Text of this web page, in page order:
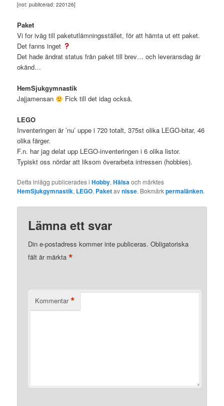
[not: publicerad: 220126]
Paket
Vi for iväg till paketutlämningsstället, för att hämta ut ett paket.
Det fanns inget
Det hade ändrat status från paket till brev… och leveransdag är
okänd…
HemSjukgymnastik
Jajjamensan
Fick till det idag också.
LEGO
Inventeringen är ’nu’ uppe i 720 totalt, 375st olika LEGO-bitar, 46
olika färger.
F.n. har jag delat upp LEGO-inventeringen i 6 olika listor.
Typiskt oss nördar att liksom överarbeta intressen (hobbies).
Detta inlägg publicerades iHobby,Hälsaoch märktes
HemSjukgymnastik, LEGO, Paketavnisse. Bokmärkpermalänken.
Lämna ett svar
Din e-postadress kommer inte publiceras. Obligatoriska
fält är märkta*
Kommentar *